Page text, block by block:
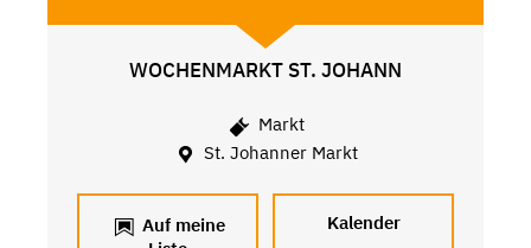
WOCHENMARKT ST. JOHANN
Markt
St. Johanner Markt
Auf meine
Kalender